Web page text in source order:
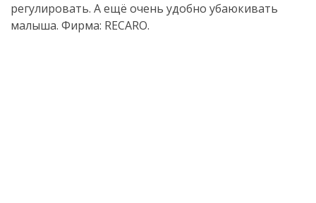
регулировать. А ещё очень удобно убаюкивать
малыша. Фирма: RECARO.